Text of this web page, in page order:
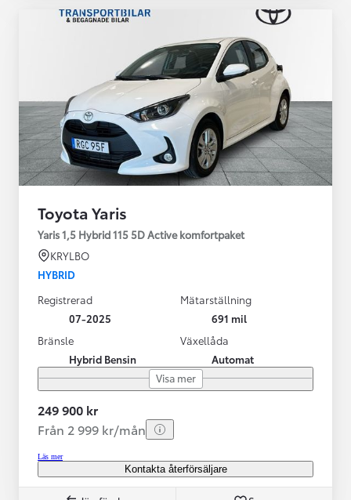
Toyota Yaris
Yaris 1,5 Hybrid 115 5D Active komfortpaket
KRYLBO
HYBRID
Registrerad
07-2025
Mätarställning
691 mil
Bränsle
Hybrid Bensin
Växellåda
Automat
Visa mer
249 900 kr
Från 2 999 kr/mån
Läs mer
Kontakta återförsäljare